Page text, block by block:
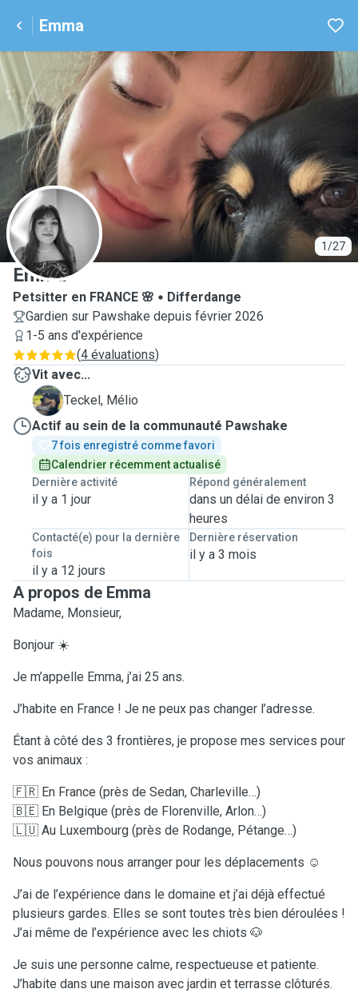
Emma
1/27
E
Emma
Petsitter en FRANCE 🌸
Differdange
Gardien sur Pawshake depuis février 2026
1-5 ans d'expérience
(4 évaluations)
Vit avec...
M
Teckel, Mélio
Actif au sein de la communauté Pawshake
7 fois enregistré comme favori
Calendrier récemment actualisé
Dernière activité
il y a 1 jour
Répond généralement
dans un délai de environ 3
heures
Contacté(e) pour la dernière
fois
il y a 12 jours
Dernière réservation
il y a 3 mois
A propos de Emma
Madame, Monsieur,
Bonjour ☀️
Je m’appelle Emma, j’ai 25 ans.
J’habite en France ! Je ne peux pas changer l’adresse.
Étant à côté des 3 frontières, je propose mes services pour
vos animaux :
🇫🇷 En France (près de Sedan, Charleville…)
🇧🇪 En Belgique (près de Florenville, Arlon…)
🇱🇺 Au Luxembourg (près de Rodange, Pétange…)
Nous pouvons nous arranger pour les déplacements ☺️
J’ai de l’expérience dans le domaine et j’ai déjà effectué
plusieurs gardes. Elles se sont toutes très bien déroulées !
J’ai même de l’expérience avec les chiots 🐶
Je suis une personne calme, respectueuse et patiente.
J’habite dans une maison avec jardin et terrasse clôturés.